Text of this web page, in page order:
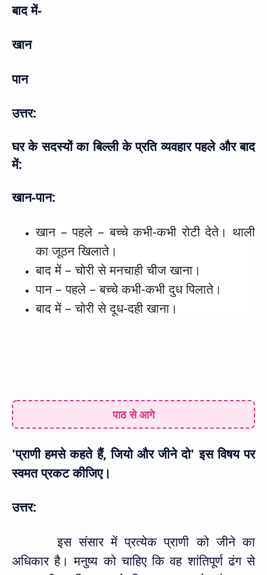
बाद में-
खान
पान
उत्तर:
घर के सदस्यों का बिल्ली के प्रति व्यवहार पहले और बाद
में:
खान-पान:
खान – पहले – बच्चे कभी-कभी रोटी देते। थाली
का जूठन खिलाते।
बाद में – चोरी से मनचाही चीज खाना।
पान – पहले – बच्चे कभी-कभी दुध पिलाते।
बाद में – चोरी से दूध-दही खाना।
पाठ से आगे
'प्राणी हमसे कहते हैं,जियो और जीने दो' इस विषय पर
स्वमत प्रकट कीजिए।
उत्तर:
इस संसार में प्रत्येक प्राणी को जीने का
अधिकार है। मनुष्य को चाहिए कि वह शांतिपूर्ण ढंग से